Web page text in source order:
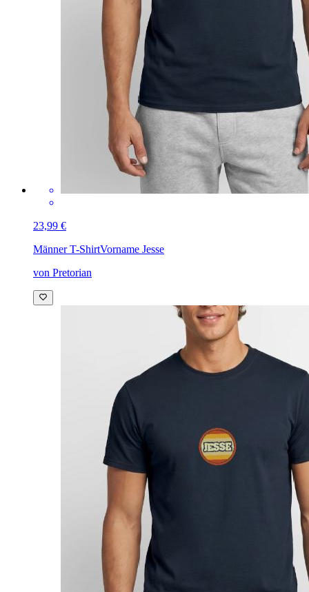
23,99 €
Männer T-ShirtVorname Jesse
von Pretorian